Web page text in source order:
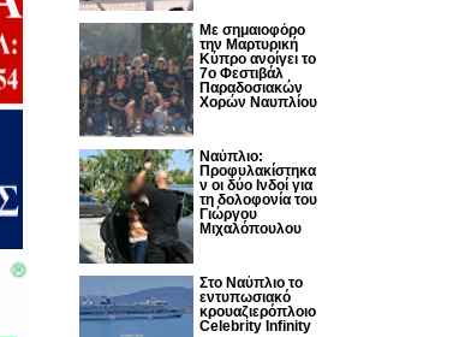
Με σημαιοφόρο
την Μαρτυρική
Κύπρο ανοίγει το
7ο Φεστιβάλ
Παραδοσιακών
Χορών Ναυπλίου
Ναύπλιο:
Προφυλακίστηκα
ν οι δύο Ινδοί για
τη δολοφονία του
Γιώργου
Μιχαλόπουλου
Στο Ναύπλιο το
εντυπωσιακό
κρουαζιερόπλοιο
Celebrity Infinity